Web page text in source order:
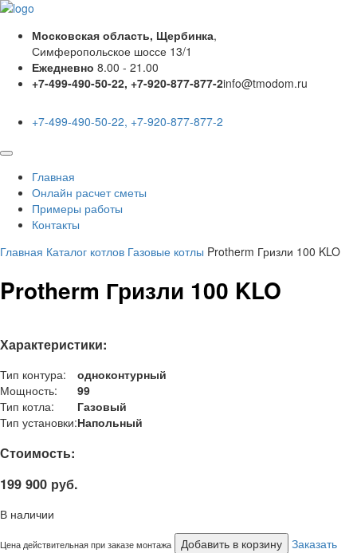
Московская область, Щербинка,
Симферопольское шоссе 13/1
Ежедневно 8.00 - 21.00
+7-499-490-50-22, +7-920-877-877-2info@tmodom.ru
+7-499-490-50-22, +7-920-877-877-2
Главная
Онлайн расчет сметы
Примеры работы
Контакты
Главная Каталог котлов Газовые котлы Protherm Гризли 100 KLO
Protherm Гризли 100 KLO
Характеристики:
Тип контура:
одноконтурный
Мощность:
99
Тип котла:
Газовый
Тип установки:Напольный
Стоимость:
199 900 руб.
В наличии
Цена действительная при заказе монтажа Добавить в корзину Заказать